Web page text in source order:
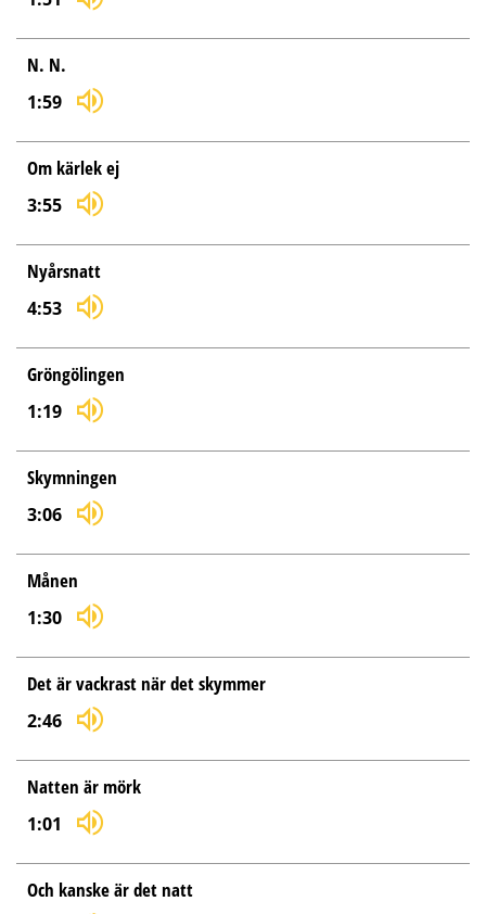
N. N.
1:59
Om kärlek ej
3:55
Nyårsnatt
4:53
Gröngölingen
1:19
Skymningen
3:06
Månen
1:30
Det är vackrast när det skymmer
2:46
Natten är mörk
1:01
Och kanske är det natt